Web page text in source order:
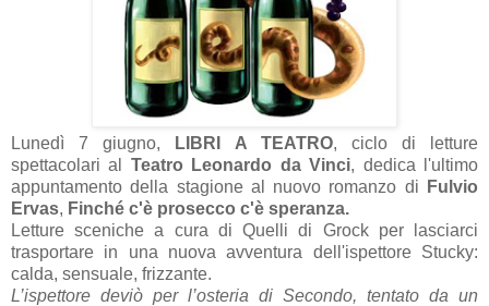
Lunedì 7 giugno, LIBRI A TEATRO, ciclo di letture
spettacolari al Teatro Leonardo da Vinci, dedica l'ultimo
appuntamento della stagione al nuovo romanzo di
Fulvio
Ervas, Finché c'è prosecco c'è speranza.
Letture sceniche a cura di Quelli di Grock per lasciarci
trasportare in una nuova avventura dell'ispettore Stucky:
calda, sensuale, frizzante.
L’ispettore deviò per l’osteria di Secondo, tentato da un